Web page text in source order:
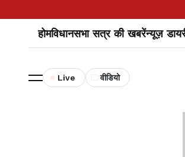
होमविधानसभा सत्र की खबरेंन्यूज़
Live वीडियो